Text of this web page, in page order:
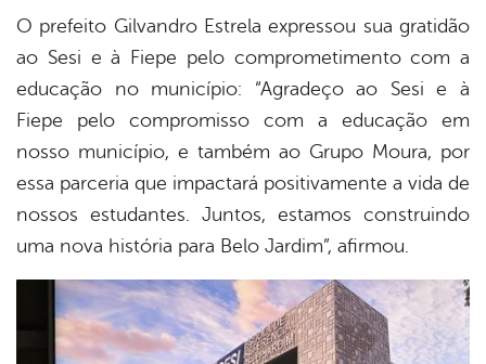
O prefeito Gilvandro Estrela expressou sua gratidão
ao Sesi e à Fiepe pelo comprometimento com a
educação no município: “Agradeço ao Sesi e à
Fiepe pelo compromisso com a educação em
nosso município, e também ao Grupo Moura, por
essa parceria que impactará positivamente a vida de
nossos estudantes. Juntos, estamos construindo
uma nova história para Belo Jardim”, afirmou.